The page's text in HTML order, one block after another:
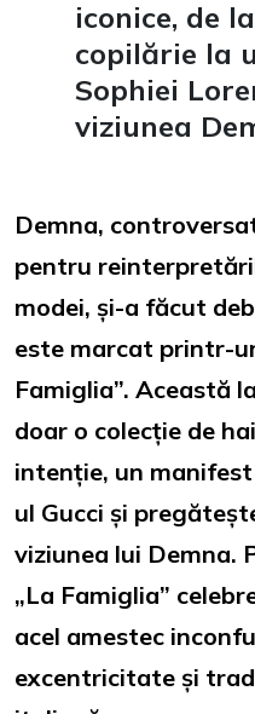
iconice, de
copilărie la
Sophiei
viziunea
Demna,
pentru
modei, și-a făcut
este marcat printr-
Famiglia”. Această
doar o colecție de
intenție, un
ul Gucci și
viziunea lui Demna.
„La Famiglia”
acel amestec
excentricitate și